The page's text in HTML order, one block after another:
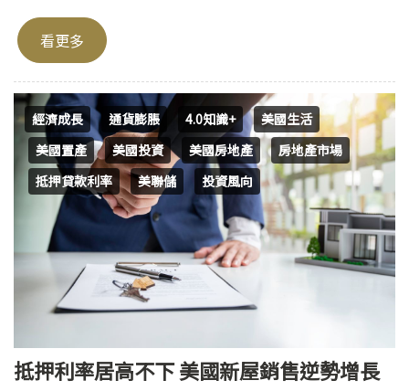
看更多
經濟成長 通貨膨脹 4.0知識+
美國生活
美國置產
美國投資 美國房地產
房地產市場
抵押貸款利率
美聯儲 投資風向
抵押利率居高不下 美國新屋銷售逆勢增長